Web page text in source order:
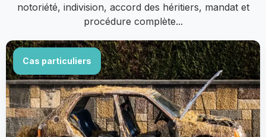
notoriété, indivision, accord des héritiers, mandat et
procédure complète...
Cas particuliers